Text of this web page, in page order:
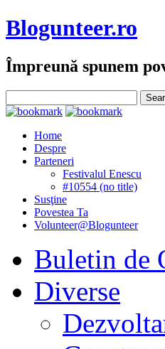
Blogunteer.ro
Împreună spunem
Home
Despre
Parteneri
Festivalul Enescu
#10554 (no title)
Susţine
Povestea Ta
Volunteer@Blogunteer
Buletin de
Diverse